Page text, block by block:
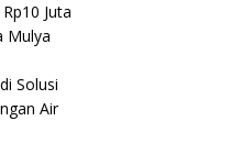
Juta
Mulya
Solusi
Air